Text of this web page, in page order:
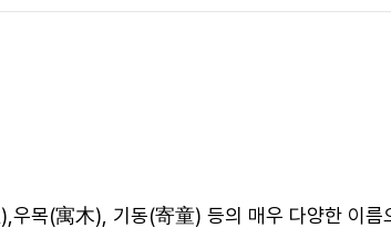
우목(寓木), 기동(寄童) 등의 매우 다양한 이름